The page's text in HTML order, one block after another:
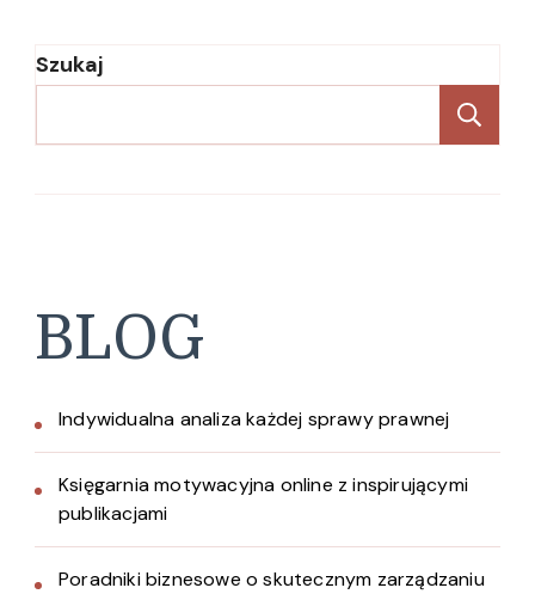
Szukaj
BLOG
Indywidualna analiza każdej sprawy prawnej
Księgarnia motywacyjna online z inspirującymi
publikacjami
Poradniki biznesowe o skutecznym zarządzaniu